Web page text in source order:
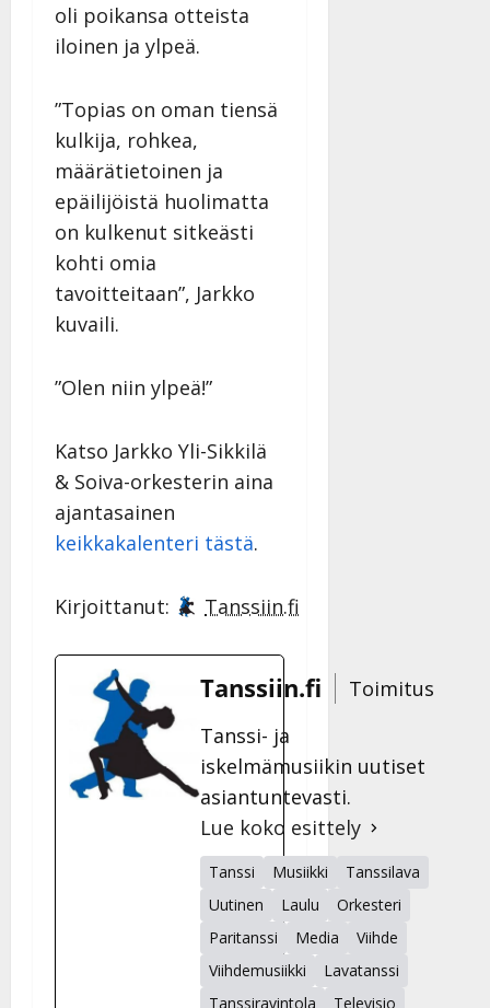
oli poikansa otteista
iloinen ja ylpeä.
”Topias on oman tiensä
kulkija, rohkea,
määrätietoinen ja
epäilijöistä huolimatta
on kulkenut sitkeästi
kohti omia
tavoitteitaan”, Jarkko
kuvaili.
”Olen niin ylpeä!”
Katso Jarkko Yli-Sikkilä
& Soiva-orkesterin aina
ajantasainen
keikkakalenteri tästä.
Kirjoittanut: Tanssiin.fi
Tanssiin.fi
Toimitus
Tanssi- ja
iskelmämusiikin uutiset
asiantuntevasti.
Lue koko esittely
Tanssi Musiikki
Tanssilava
Uutinen
Laulu
Orkesteri
Paritanssi
Media
Viihde
Viihdemusiikki
Lavatanssi
Tanssiravintola
Televisio